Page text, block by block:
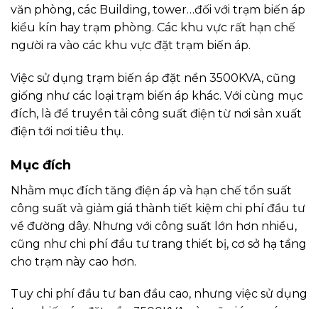
văn phòng, các Building, tower…đối với trạm biến áp
kiểu kín hay trạm phòng. Các khu vực rất hạn chế
người ra vào các khu vực đặt trạm biến áp.
Việc sử dụng trạm biến áp đặt nền 3500KVA, cũng
giống như các loại trạm biến áp khác. Với cùng mục
đích, là để truyền tải công suất điện từ nơi sản xuất
điện tới nơi tiêu thụ.
Mục đích
Nhằm mục đích tăng điện áp và hạn chế tổn suất
công suất và giảm giá thành tiết kiệm chi phí đầu tư
về đường dây. Nhưng với công suất lớn hơn nhiều,
cũng như chi phí đầu tư trang thiết bị, cơ sở hạ tầng
cho trạm này cao hơn.
Tuy chi phí đầu tư ban đầu cao, nhưng việc sử dụng